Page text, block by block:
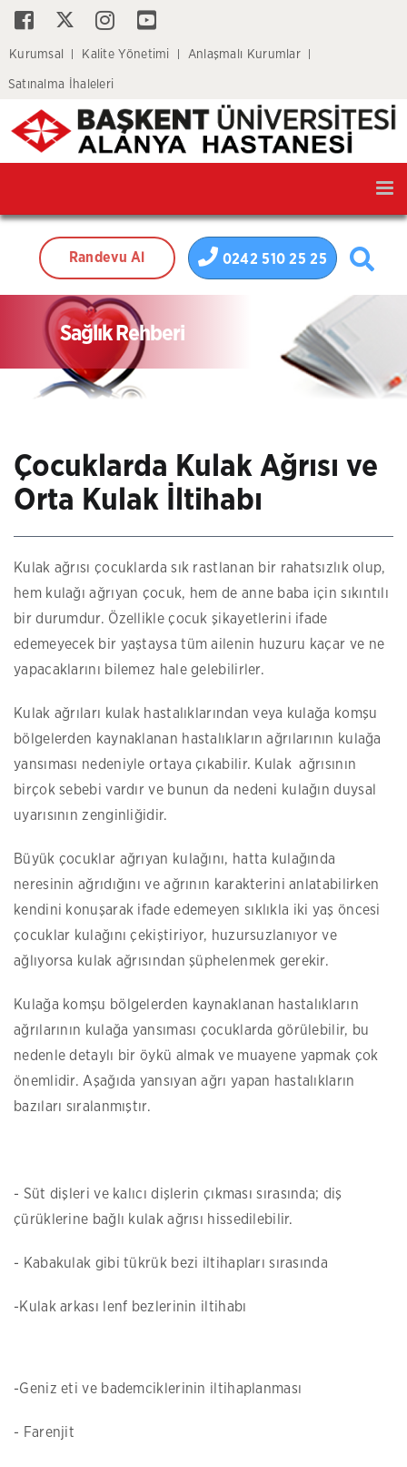
Kurumsal Kalite Yönetimi Anlaşmalı Kurumlar
Satınalma İhaleleri
Randevu Al 0242 510 25 25
Sağlık Rehberi
Çocuklarda Kulak Ağrısı ve
Orta Kulak İltihabı
Kulak ağrısı çocuklarda sık rastlanan bir rahatsızlık olup,
hem kulağı ağrıyan çocuk, hem de anne baba için sıkıntılı
bir durumdur. Özellikle çocuk şikayetlerini ifade
edemeyecek bir yaştaysa tüm ailenin huzuru kaçar ve ne
yapacaklarını bilemez hale gelebilirler.
Kulak ağrıları kulak hastalıklarından veya kulağa komşu
bölgelerden kaynaklanan hastalıkların ağrılarının kulağa
yansıması nedeniyle ortaya çıkabilir. Kulak ağrısının
birçok sebebi vardır ve bunun da nedeni kulağın duysal
uyarısının zenginliğidir.
Büyük çocuklar ağrıyan kulağını, hatta kulağında
neresinin ağrıdığını ve ağrının karakterini anlatabilirken
kendini konuşarak ifade edemeyen sıklıkla iki yaş öncesi
çocuklar kulağını çekiştiriyor, huzursuzlanıyor ve
ağlıyorsa kulak ağrısından şüphelenmek gerekir.
Kulağa komşu bölgelerden kaynaklanan hastalıkların
ağrılarının kulağa yansıması çocuklarda görülebilir, bu
nedenle detaylı bir öykü almak ve muayene yapmak çok
önemlidir. Aşağıda yansıyan ağrı yapan hastalıkların
bazıları sıralanmıştır.
- Süt dişleri ve kalıcı dişlerin çıkması sırasında; diş
çürüklerine bağlı kulak ağrısı hissedilebilir.
- Kabakulak gibi tükrük bezi iltihapları sırasında
-Kulak arkası lenf bezlerinin iltihabı
-Geniz eti ve bademciklerinin iltihaplanması
- Farenjit